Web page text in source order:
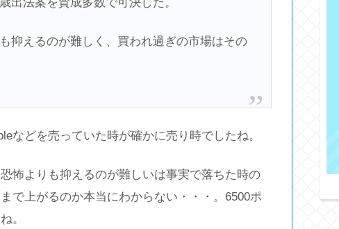
えるのが難しく、買われ過ぎの市場はその
などを売っていた時が確かに売り時でしたね。
怖よりも抑えるのが難しいは事実で落ちた時の
で上がるのか本当にわからない・・・。6500ポ
。